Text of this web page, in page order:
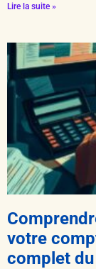
Lire la suite »
votre
complet